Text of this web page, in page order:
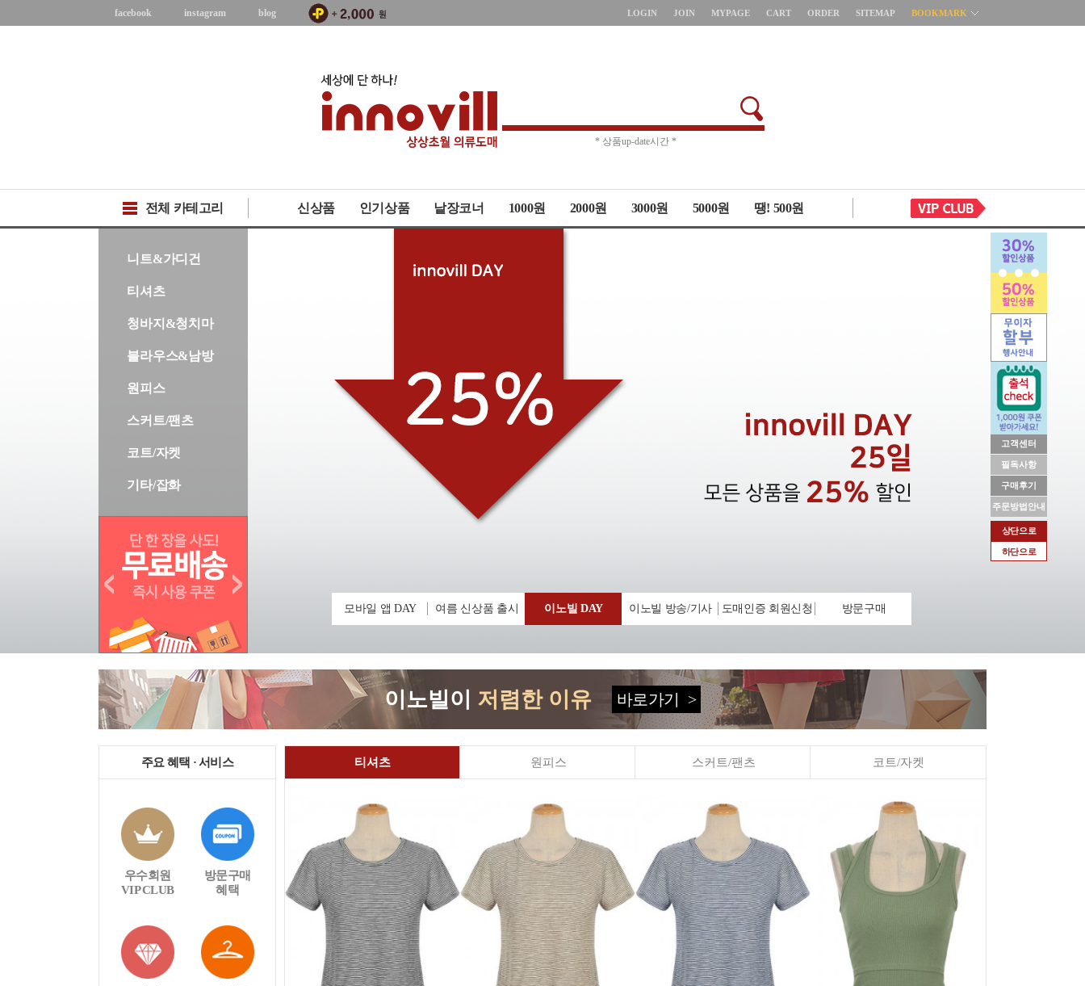
고객센터
필독사항
구매후기
주문방법안내
상단으로
하단으로
facebook instagram blog LOGIN JOIN MYPAGE CART ORDER SITEMAP BOOKMARK
* 주문취소 제한 *
전체 카테고리 신상품 인기상품 낱장코너 1000원 2000원 3000원 5000원 땡! 500원
니트&가디건
티셔츠
청바지&청치마
블라우스&남방
원피스
스커트/팬츠
코트/자켓
기타/잡화
모바일 앱 DAY 여름 신상품 출시 이노빌 DAY 이노빌 방송/기사 도매인증 회원신청 방문구매
이노빌이 저렴한 이유 바로가기 >
주요 혜택 · 서비스
우수회원
VIP CLUB
방문구매
혜택
티셔츠 원피스 스커트/팬츠 코트/자켓